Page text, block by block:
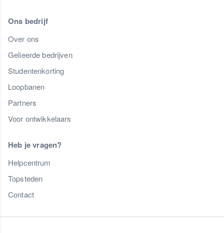
Ons bedrijf
Over ons
Gelieerde bedrijven
Studentenkorting
Loopbanen
Partners
Voor ontwikkelaars
Heb je vragen?
Helpcentrum
Topsteden
Contact